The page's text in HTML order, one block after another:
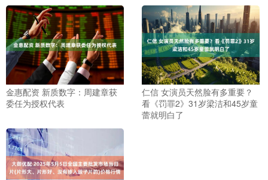
金惠配资 新质数字：周建章获
委任为授权代表
仁信 女演员天然脸有多重要？
看《罚罪2》31岁梁洁和45岁童
蕾就明白了